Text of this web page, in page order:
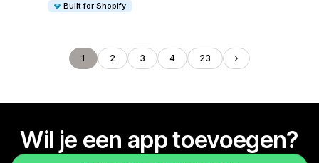
Built for Shopify
1 2 3 4 23
Wil je een app toevoegen?